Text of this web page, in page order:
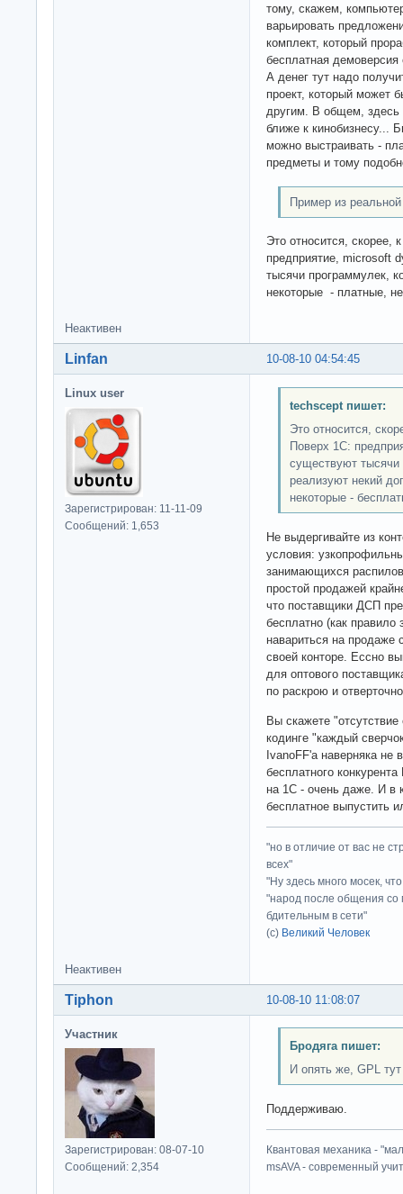
тому, скажем,
варьировать
комплект, который
бесплатная
А денег тут надо
проект, который может
другим. В общем,
ближе к кинобизнесу...
можно выстраивать -
предметы и тому
Пример из реальной
Это относится, скорее,
предприятие, microsoft
тысячи программулек,
некоторые - платные,
Неактивен
10-08-10 04:54:45
Linfan
Linux user
Зарегистрирован: 11-11-09
Сообщений: 1,653
techscept пишет:
Это относится,
Поверх 1С:
существуют тысячи
реализуют некий
некоторые -
Не выдергивайте из
условия:
занимающихся
простой продажей
что поставщики ДСП
бесплатно (как
навариться на
своей конторе. Ессно
для оптового
по раскрою и
Вы скажете
кодинге "каждый
IvanoFF'а наверняка не
бесплатного
на 1С - очень даже. И в
бесплатное выпустить
"но в отличие от вас не
всех"
"Ну здесь много мосек,
"народ после общения со
бдительным в сети"
(с) Великий Человек
Неактивен
10-08-10 11:08:07
Tiphon
Участник
Зарегистрирован: 08-07-10
Сообщений: 2,354
Бродяга пишет:
И опять же, GPL
Поддерживаю.
Квантовая механика -
msAVA - современный